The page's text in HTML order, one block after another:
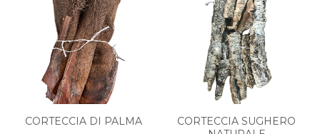
CORTECCIA DI PALMA
CORTECCIA SUGHERO